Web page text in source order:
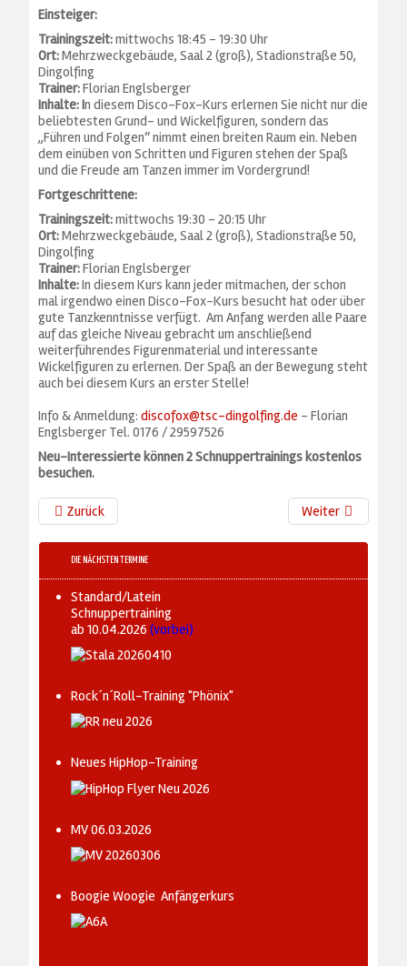
Einsteiger:
Trainingszeit:mittwochs 18:45 - 19:30 Uhr
Ort:Mehrzweckgebäude, Saal 2 (groß), Stadionstraße 50,
Dingolfing
Trainer:Florian Englsberger
Inhalte: In diesem Disco-Fox-Kurs erlernen Sie nicht nur die
beliebtesten Grund- und Wickelfiguren, sondern das
„Führen und Folgen“ nimmt einen breiten Raum ein. Neben
dem einüben von Schritten und Figuren stehen der Spaß
und die Freude am Tanzen immer im Vordergrund!
Fortgeschrittene:
Trainingszeit:mittwochs 19:30 - 20:15 Uhr
Ort:Mehrzweckgebäude, Saal 2 (groß), Stadionstraße 50,
Dingolfing
Trainer:Florian Englsberger
Inhalte:In diesem Kurs kann jeder mitmachen, der schon
mal irgendwo einen Disco-Fox-Kurs besucht hat oder über
gute Tanzkenntnisse verfügt. Am Anfang werden alle Paare
auf das gleiche Niveau gebracht um anschließend
weiterführendes Figurenmaterial und interessante
Wickelfiguren zu erlernen. Der Spaß an der Bewegung steht
auch bei diesem Kurs an erster Stelle!
Info & Anmeldung:discofox@tsc-dingolfing.de - Florian
Englsberger Tel. 0176 / 29597526
Neu-Interessierte können 2 Schnuppertrainings kostenlos
besuchen.
Zurück Weiter
DIE NÄCHSTEN TERMINE
Standard/Latein
Schnuppertraining
ab 10.04.2026(vorbei)
Rock´n´Roll-Training "Phönix"
Neues HipHop-Training
MV 06.03.2026
Boogie Woogie Anfängerkurs